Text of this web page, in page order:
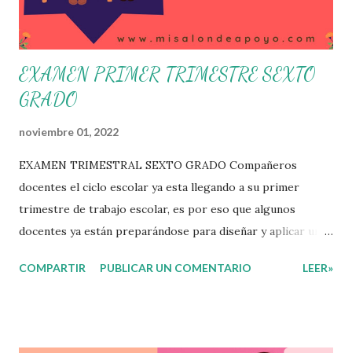
y con la comunidad, a fin de atender las problemáticas
identificadas. Compañeros docentes en est...
EXAMEN PRIMER TRIMESTRE SEXTO
GRADO
noviembre 01, 2022
EXAMEN TRIMESTRAL SEXTO GRADO Compañeros
docentes el ciclo escolar ya esta llegando a su primer
trimestre de trabajo escolar, es por eso que algunos
docentes ya están preparándose para diseñar y aplicar una
por parte de nuestros aprendientes. El examen consta de
COMPARTIR PUBLICAR UN COMENTARIO LEER»